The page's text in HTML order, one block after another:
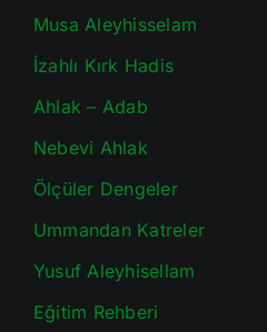
Musa Aleyhisselam
İzahlı Kırk Hadis
Ahlak – Adab
Nebevi Ahlak
Ölçüler Dengeler
Ummandan Katreler
Yusuf Aleyhisellam
Eğitim Rehberi